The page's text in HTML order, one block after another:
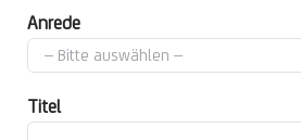
Anrede
Titel